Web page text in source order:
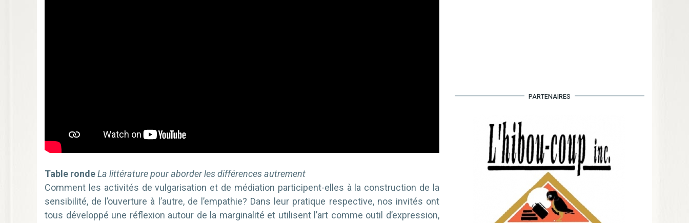
Table rondeLa littérature pour aborder les différences autrement
Comment les activités de vulgarisation et de médiation participent-elles à la construction de la
sensibilité, de l’ouverture à l’autre, de l’empathie? Dans leur pratique respective, nos invités ont
tous développé une réflexion autour de la marginalité et utilisent l’art comme outil d’expression,
PARTENAIRES